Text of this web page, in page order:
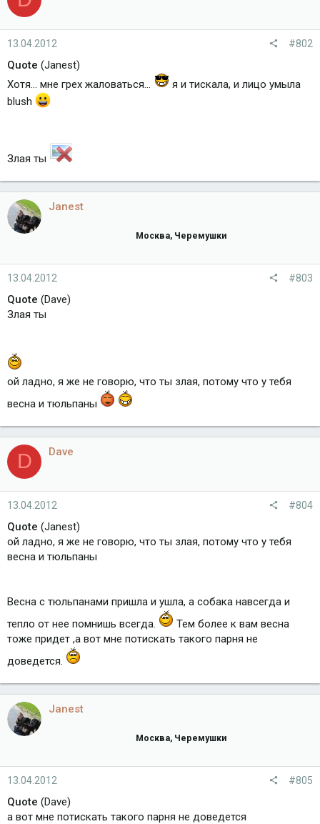
13.04.2012 #802
Quote (Janest)
Хотя... мне грех жаловаться...
я и тискала, и лицо умыла
blush
Злая ты
Janest
Москва, Черемушки
13.04.2012 #803
Quote (Dave)
Злая ты
ой ладно, я же не говорю, что ты злая, потому что у тебя
весна и тюльпаны
D Dave
13.04.2012 #804
Quote (Janest)
ой ладно, я же не говорю, что ты злая, потому что у тебя
весна и тюльпаны
Весна с тюльпанами пришла и ушла, а собака навсегда и
тепло от нее помнишь всегда.
Тем более к вам весна
тоже придет ,а вот мне потискать такого парня не
доведется.
Janest
Москва, Черемушки
13.04.2012 #805
Quote (Dave)
а вот мне потискать такого парня не доведется